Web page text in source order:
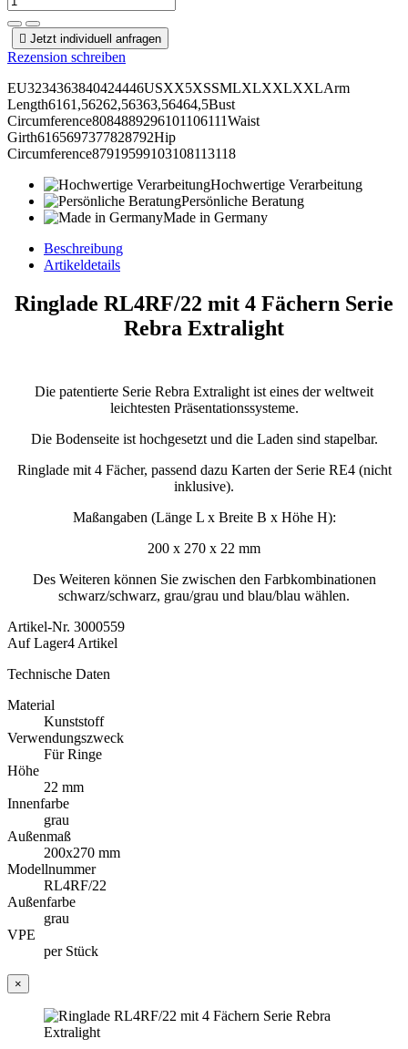
 Jetzt individuell anfragen
Rezension schreiben
EU3234363840424446USXX5XSSMLXLXXLXXLArm
Length6161,56262,56363,56464,5Bust
Circumference8084889296101106111Waist
Girth6165697377828792Hip
Circumference87919599103108113118
Hochwertige Verarbeitung
Persönliche Beratung
Made in Germany
Beschreibung
Artikeldetails
Ringlade RL4RF/22 mit 4 Fächern Serie
Rebra Extralight
Die patentierte Serie Rebra Extralight ist eines der weltweit
leichtesten Präsentationssysteme.
Die Bodenseite ist hochgesetzt und die Laden sind stapelbar.
Ringlade mit 4 Fächer, passend dazu Karten der Serie RE4 (nicht
inklusive).
Maßangaben (Länge L x Breite B x Höhe H):
200 x 270 x 22 mm
Des Weiteren können Sie zwischen den Farbkombinationen
schwarz/schwarz, grau/grau und blau/blau wählen.
Artikel-Nr. 3000559
Auf Lager4 Artikel
Technische Daten
Material
Kunststoff
Verwendungszweck
Für Ringe
Höhe
22 mm
Innenfarbe
grau
Außenmaß
200x270 mm
Modellnummer
RL4RF/22
Außenfarbe
grau
VPE
per Stück
×